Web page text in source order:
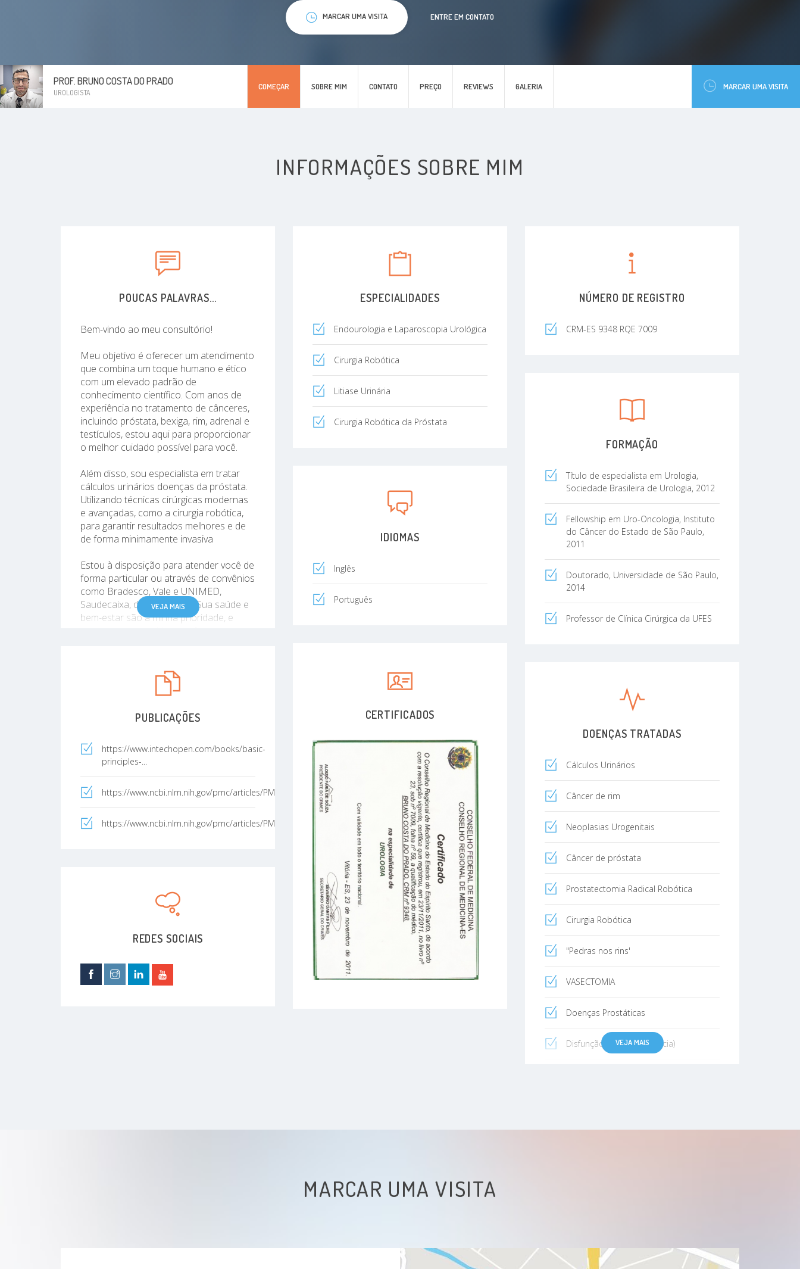
PROF. BRUNO COSTA DO PRADO
UROLOGISTA
COMEÇAR SOBRE MIM CONTATO PREÇO REVIEWS GALERIA MARCAR UMA VISITA
MARCAR UMA VISITA ENTRE EM CONTATO
INFORMAÇÕES SOBRE MIM
POUCAS PALAVRAS...
Bem-vindo ao meu consultório!
Meu objetivo é oferecer um atendimento
que combina um toque humano e ético
com um elevado padrão de
conhecimento científico. Com anos de
experiência no tratamento de cânceres,
incluindo próstata, bexiga, rim, adrenal e
testículos, estou aqui para proporcionar
o melhor cuidado possível para você.
Além disso, sou especialista em tratar
cálculos urinários doenças da próstata.
Utilizando técnicas cirúrgicas modernas
e avançadas, como a cirurgia robótica,
para garantir resultados melhores e de
de forma minimamente invasiva
Estou à disposição para atender você de
forma particular ou através de convênios
como Bradesco, Vale e UNIMED,
Saudecaixa, dentre outros. Sua saúde e
bem-estar são a minha prioridade, e
VEJA MAIS
ESPECIALIDADES
Endourologia e Laparoscopia Urológica
Cirurgia Robótica
Litiase Urinária
Cirurgia Robótica da Próstata
NÚMERO DE REGISTRO
CRM-ES 9348 RQE 7009
FORMAÇÃO
Título de especialista em Urologia,
Sociedade Brasileira de Urologia, 2012
Fellowship em Uro-Oncologia, Instituto
do Câncer do Estado de São Paulo,
2011
Doutorado, Universidade de São Paulo,
2014
Professor de Clínica Cirúrgica da UFES
IDIOMAS
Inglês
Português
CERTIFICADOS
PUBLICAÇÕES
https://www.intechopen.com/books/basic-
principles-...
https://www.ncbi.nlm.nih.gov/pmc/articles/PMC59589...
https://www.ncbi.nlm.nih.gov/pmc/articles/PMC56844...
DOENÇAS TRATADAS
Cálculos Urinários
Câncer de rim
Neoplasias Urogenitais
Câncer de próstata
Prostatectomia Radical Robótica
Cirurgia Robótica
"Pedras nos rins'
VASECTOMIA
Doenças Prostáticas
Disfunção erétil (impotência)
VEJA MAIS
REDES SOCIAIS
MARCAR UMA VISITA